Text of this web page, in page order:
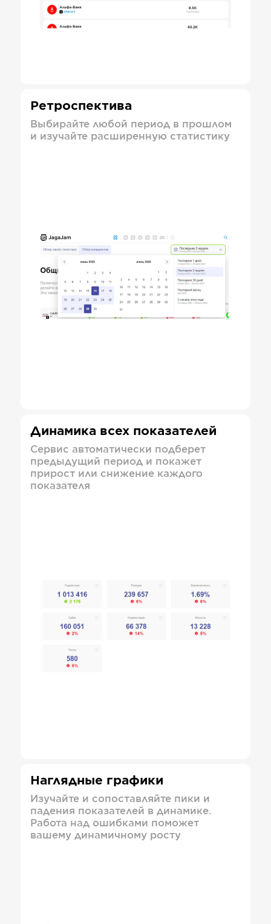
Ретроспектива
Выбирайте любой период в прошлом
и изучайте расширенную статистику
Динамика всех показателей
Сервис автоматически подберет
предыдущий период и покажет
прирост или снижение каждого
показателя
Наглядные графики
Изучайте и сопоставляйте пики и
падения показателей в динамике.
Работа над ошибками поможет
вашему динамичному росту